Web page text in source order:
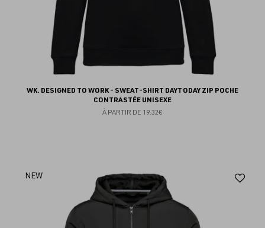
WK. DESIGNED TO WORK - SWEAT-SHIRT DAYTODAY ZIP POCHE
CONTRASTÉE UNISEXE
À PARTIR DE 19.32€
NEW